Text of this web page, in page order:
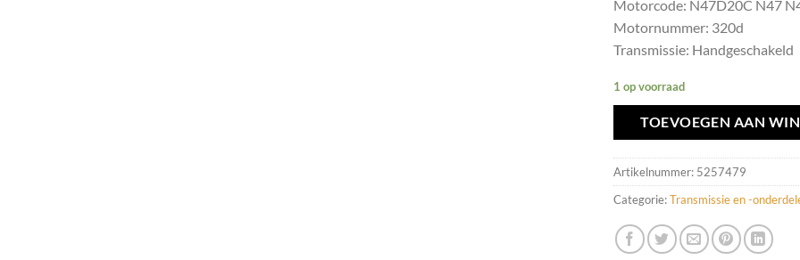
Motorcode: N47D20C N47
Motornummer: 320d
Transmissie: Handgeschakeld
1 op voorraad
TOEVOEGEN AAN
Artikelnummer: 5257479
Categorie:Transmissie en -